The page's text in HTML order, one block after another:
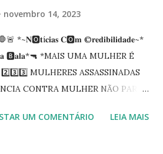
novembro 14, 2023
*~𝐍🅾️𝐭í𝐜𝐢𝐚𝐬 𝐂🅾️𝐦 ©️𝐫𝐞𝐝𝐢𝐛𝐢𝐥𝐢𝐝𝐚𝐝𝐞~*
🅱️𝐚𝐥𝐚*🔫 *MAIS UMA MULHER É
MULHERES ASSASSINADAS
CONTRA MULHER NÃO PARA
foram executadas no Distrito
UM COMENTÁRIO LEIA MAIS